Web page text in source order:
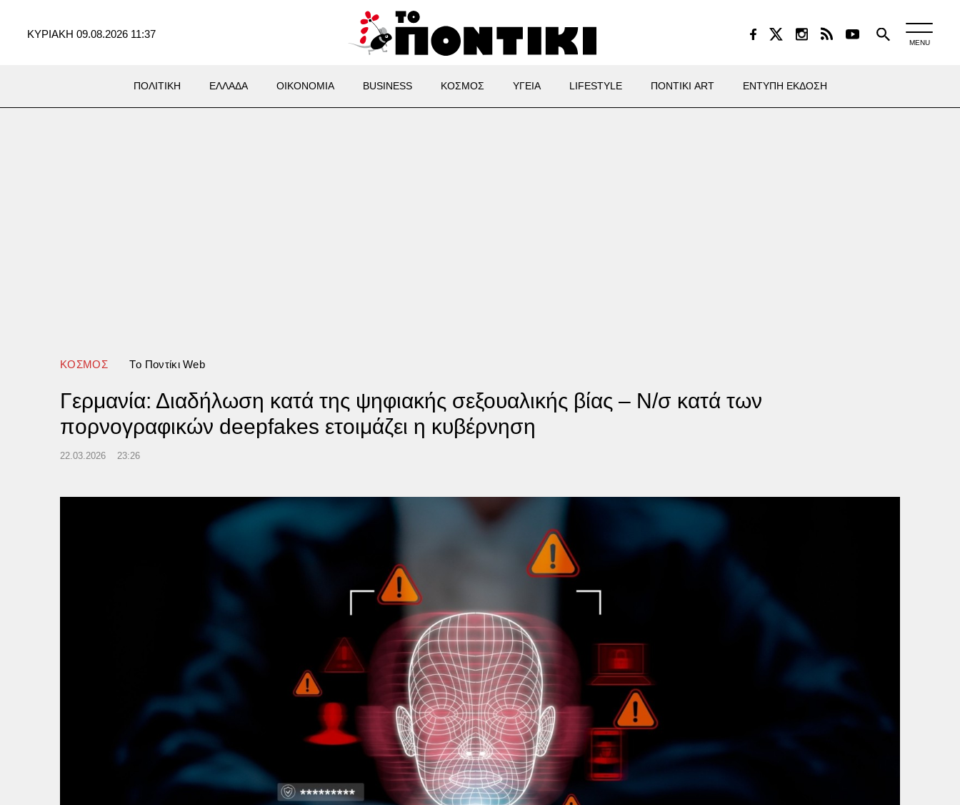
ΚΥΡΙΑΚΗ 09.08.2026 11:37
MENU
ΠΟΛΙΤΙΚΗ ΕΛΛΑΔΑ ΟΙΚΟΝΟΜΙΑ BUSINESS ΚΟΣΜΟΣ ΥΓΕΙΑ LIFESTYLE ΠΟΝΤΙΚΙ ART ΕΝΤΥΠΗ ΕΚΔΟΣΗ
ΚΟΣΜΟΣ Tο Ποντίκι Web
Γερμανία: Διαδήλωση κατά της ψηφιακής σεξουαλικής βίας – Ν/σ κατά των
πορνογραφικών deepfakes ετοιμάζει η κυβέρνηση
22.03.2026 23:26